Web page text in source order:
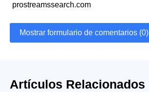
prostreamssearch.com
Mostrar formulario de comentarios (0)
Artículos Relacionados